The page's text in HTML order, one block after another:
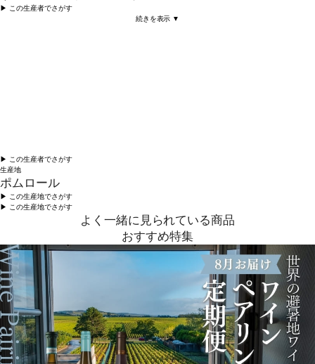
▶︎ この生産者でさがす
続きを表示 ▼
▶︎ この生産者でさがす
生産地
ポムロール
▶︎ この生産地でさがす
▶︎ この生産地でさがす
よく一緒に見られている商品
おすすめ特集